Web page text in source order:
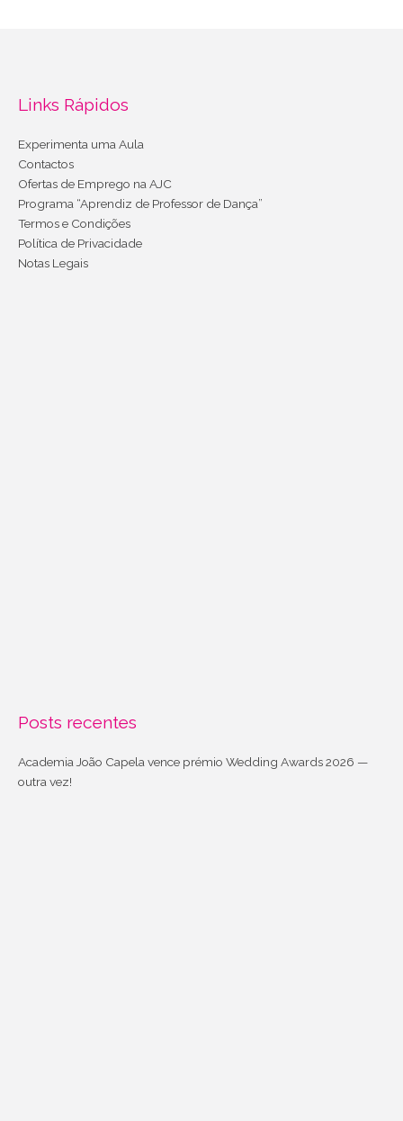
Links Rápidos
Experimenta uma Aula
Contactos
Ofertas de Emprego na AJC
Programa “Aprendiz de Professor de Dança”
Termos e Condições
Política de Privacidade
Notas Legais
Posts recentes
Academia João Capela vence prémio Wedding Awards 2026 —
outra vez!